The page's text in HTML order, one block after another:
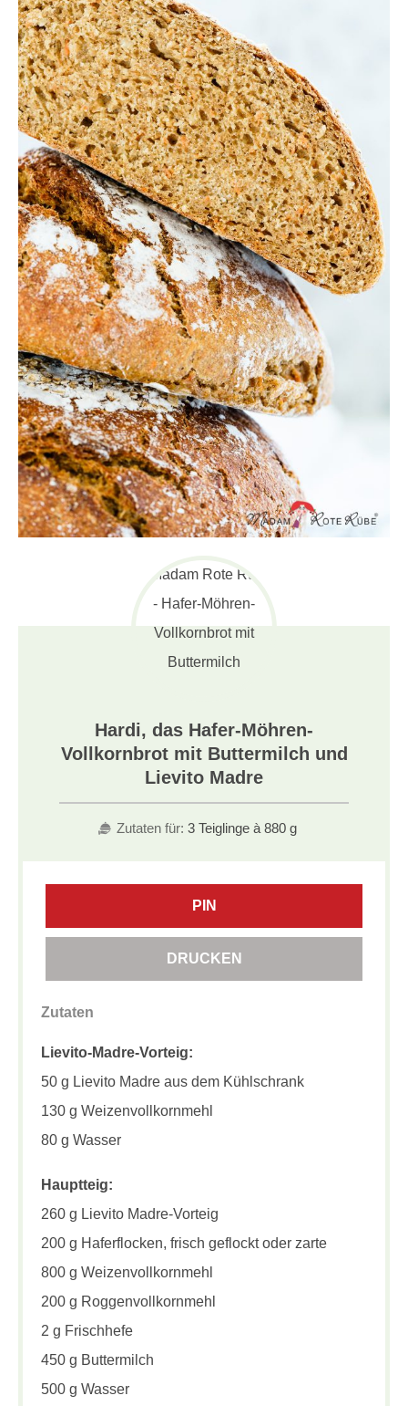
Hardi, das Hafer-Möhren-
Vollkornbrot mit Buttermilch und
Lievito Madre
Zutaten für: 3 Teiglinge à 880 g
PIN
DRUCKEN
Zutaten
Lievito-Madre-Vorteig:
50 g Lievito Madre aus dem Kühlschrank
130 g Weizenvollkornmehl
80 g Wasser
Hauptteig:
260 g Lievito Madre-Vorteig
200 g Haferflocken, frisch geflockt oder zarte
800 g Weizenvollkornmehl
200 g Roggenvollkornmehl
2 g Frischhefe
450 g Buttermilch
500 g Wasser